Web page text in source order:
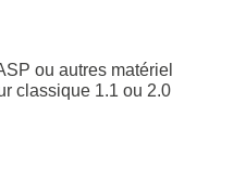
ou autres matériel
classique 1.1 ou 2.0